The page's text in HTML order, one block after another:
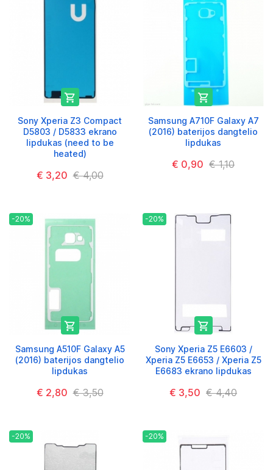

Sony Xperia Z3 Compact
D5803 / D5833 ekrano
lipdukas (need to be
heated)
€ 3,20 € 4,00

Samsung A710F Galaxy A7
(2016) baterijos dangtelio
lipdukas
€ 0,90 € 1,10
-20%

Samsung A510F Galaxy A5
(2016) baterijos dangtelio
lipdukas
€ 2,80 € 3,50
-20%

Sony Xperia Z5 E6603 /
Xperia Z5 E6653 / Xperia Z5
E6683 ekrano lipdukas
€ 3,50 € 4,40
-20% -20%